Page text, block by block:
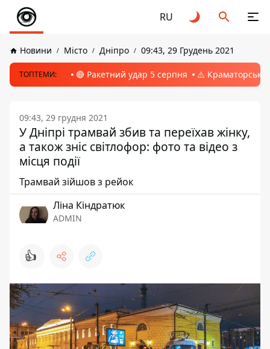
RU
Новини Місто Дніпро 09:43, 29 Грудень 2021
ТОПТЕМИ: 🔴 Ракетний удар 5 серпня ⚠️ Краматорськ,
09:43, 29 грудня 2021
У Дніпрі трамвай збив та переїхав жінку,
а також зніс світлофор: фото та відео з
місця події
Трамвай зійшов з рейок
Ліна Кіндратюк
ADMIN
👍